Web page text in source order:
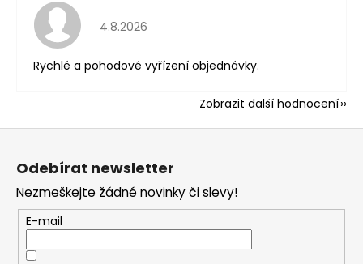
Hodnocení obchodu je 5 z 5 hvězdiček.
4.8.2026
Rychlé a pohodové vyřízení objednávky.
Zobrazit další hodnocení
Odebírat newsletter
Nezmeškejte žádné novinky či slevy!
E-mail